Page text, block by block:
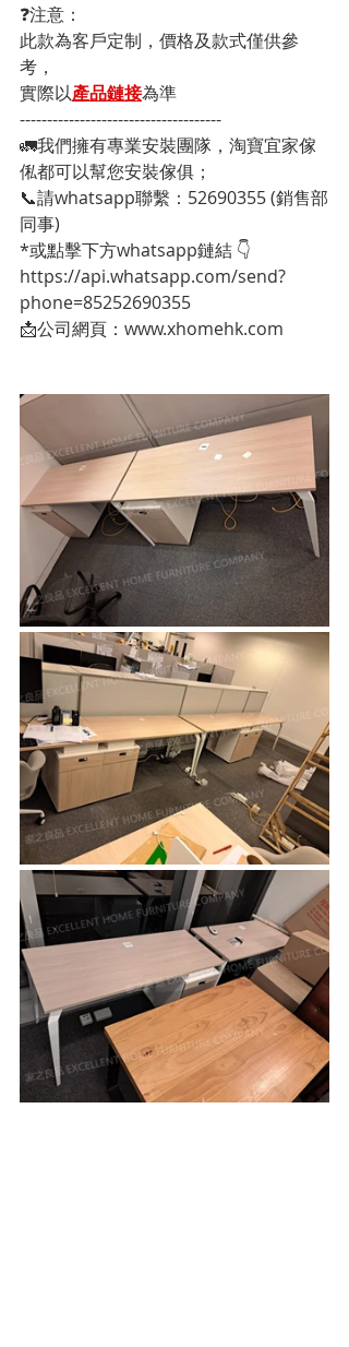
❓注意：
此款為客戶定制，價格及款式僅供參
考，
實際以產品鏈接為準
-------------------------------------
🚛我們擁有專業安裝團隊，淘寶宜家傢
俬都可以幫您安裝傢俱；
📞請whatsapp聯繫：52690355 (銷售部
同事)
*或點擊下方whatsapp鏈結 👇
https://api.whatsapp.com/send?
phone=85252690355
📩公司網頁：www.xhomehk.com